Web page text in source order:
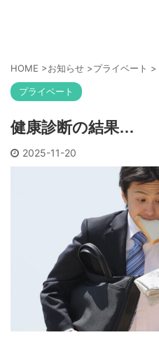
HOME >お知らせ >プライベート >
プライベート
健康診断の結果…
2025-11-20